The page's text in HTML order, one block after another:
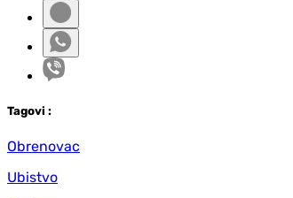
Tagovi :
Obrenovac
Ubistvo